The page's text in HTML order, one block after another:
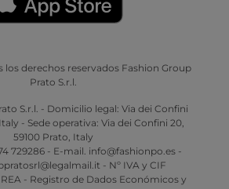
los derechos reservados Fashion Group
Prato S.r.l.
S.r.l. - Domicilio legal: Via dei Confini
- Sede operativa: Via dei Confini 20,
59100 Prato, Italy
729286 - E-mail. info@fashionpo.es -
- Nº IVA y CIF
- Registro de Dados Económicos y